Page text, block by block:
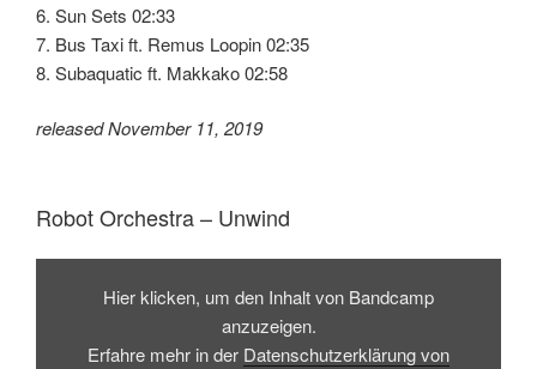
6. Sun Sets 02:33
7. Bus Taxi ft. Remus Loopin 02:35
8. Subaquatic ft. Makkako 02:58
released November 11, 2019
Robot Orchestra – Unwind
Inhalt
BandcampHier klicken, um den Inhalt von Bandcamp
anzuzeigen.
Erfahre mehr in der Datenschutzerklärung von